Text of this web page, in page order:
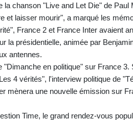
la chanson "Live and Let Die" de
et laisser mourir", a marqué les
France 2 et France Inter avaient
la présidentielle, animée par
antennes.
"Dimanche en politique" sur France 3.
4 vérités", l'interview politique de
mènera une nouvelle émission sur
Time, le grand rendez-vous